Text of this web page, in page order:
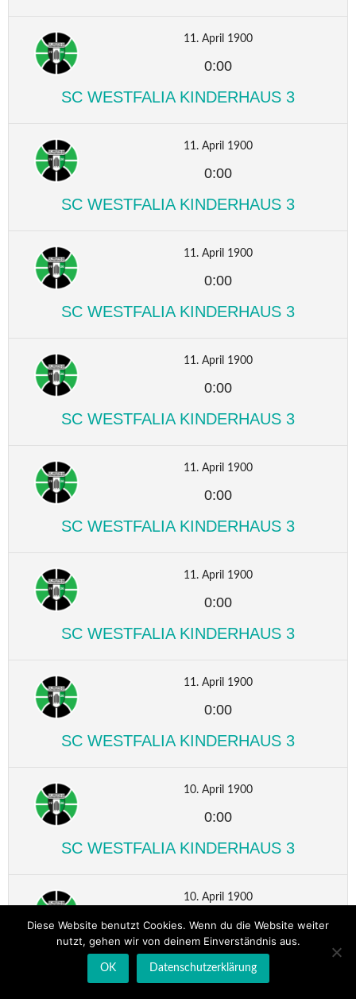
11. April 1900
0:00
SC WESTFALIA KINDERHAUS 3
11. April 1900
0:00
SC WESTFALIA KINDERHAUS 3
11. April 1900
0:00
SC WESTFALIA KINDERHAUS 3
11. April 1900
0:00
SC WESTFALIA KINDERHAUS 3
11. April 1900
0:00
SC WESTFALIA KINDERHAUS 3
11. April 1900
0:00
SC WESTFALIA KINDERHAUS 3
11. April 1900
0:00
SC WESTFALIA KINDERHAUS 3
10. April 1900
0:00
SC WESTFALIA KINDERHAUS 3
10. April 1900
0:00
SC WESTFALIA KINDERHAUS 3
Diese Website benutzt Cookies. Wenn du die Website weiter
nutzt, gehen wir von deinem Einverständnis aus.
OK Datenschutzerklärung